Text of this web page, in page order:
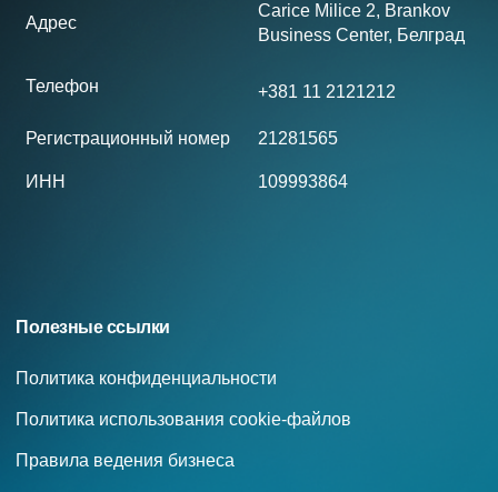
Адрес
Carice Milice 2, Brankov
Business Center, Белград
Телефон +381 11 2121212
Регистрационный номер 21281565
ИНН 109993864
Полезные ссылки
Политика конфиденциальности
Политика использования cookie-файлов
Правила ведения бизнеса